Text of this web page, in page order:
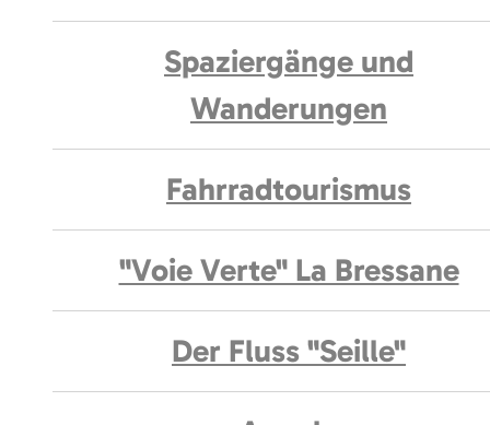
Spaziergänge und
Wanderungen
Fahrradtourismus
"Voie Verte" La Bressane
Der Fluss "Seille"